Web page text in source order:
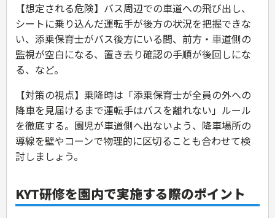
【想定される危険】バス周辺での車道への飛び出し、
シートに乗り込んだ運転手が後方の状況を把握できな
い、添乗保育士がバス後方にいる間、前方・車道側の
監視が空白になる、置き去り確認の手順が後回しにな
る、など。
【対策の視点】乗降時は「添乗保育士が全員の外への
降車を見届けるまで運転手はバスを離れない」ルール
を徹底する。園児が車道側へ出ないよう、降車場所の
導線を壁やコーンで物理的に区切ることも合わせて検
討しましょう。
KYT研修を園内で実施する際のポイント